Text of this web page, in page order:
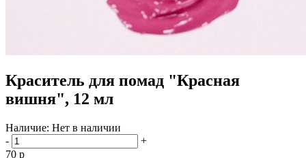
Краситель для помад "Красная
вишня", 12 мл
Наличие: Нет в наличии
-
+
70 p